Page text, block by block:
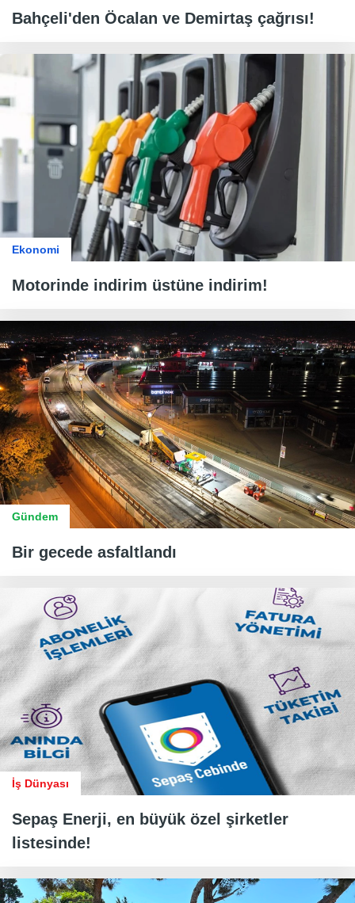
Bahçeli'den Öcalan ve Demirtaş çağrısı!
Ekonomi
Motorinde indirim üstüne indirim!
Gündem
Bir gecede asfaltlandı
İş Dünyası
Sepaş Enerji, en büyük özel şirketler
listesinde!